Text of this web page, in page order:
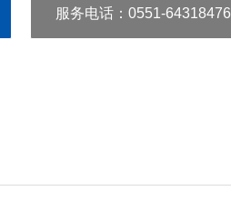
服务电话：0551-64318476